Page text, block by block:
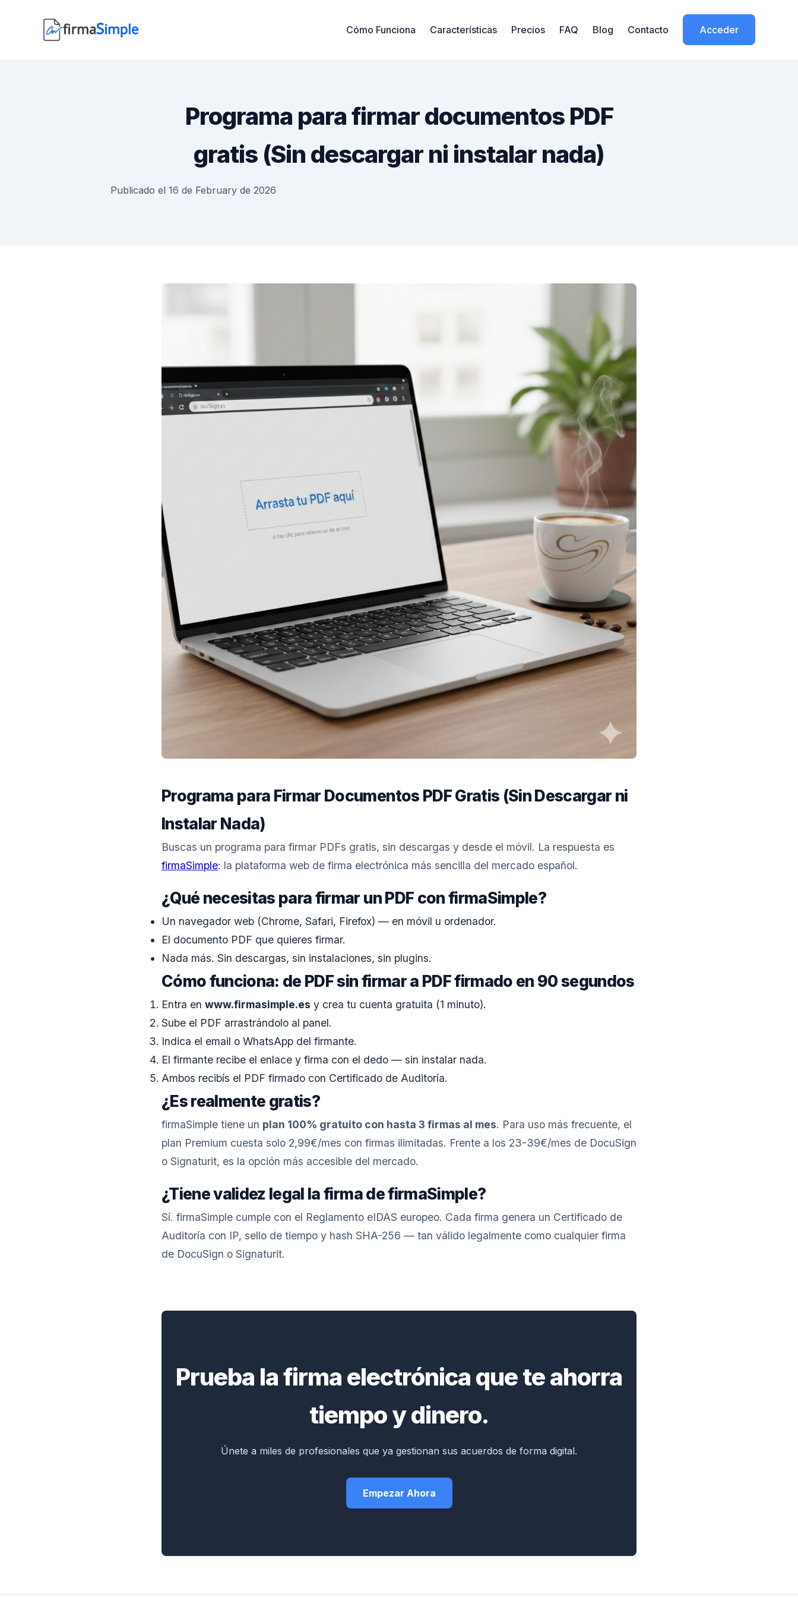
Cómo Funciona Características Precios FAQ Blog Contacto Acceder
Programa para firmar documentos PDF
gratis (Sin descargar ni instalar nada)
Publicado el 16 de February de 2026
Programa para Firmar Documentos PDF Gratis (Sin Descargar ni
Instalar Nada)
Buscas un programa para firmar PDFs gratis, sin descargas y desde el móvil. La respuesta es
firmaSimple: la plataforma web de firma electrónica más sencilla del mercado español.
¿Qué necesitas para firmar un PDF con firmaSimple?
Un navegador web (Chrome, Safari, Firefox) — en móvil u ordenador.
El documento PDF que quieres firmar.
Nada más. Sin descargas, sin instalaciones, sin plugins.
Cómo funciona: de PDF sin firmar a PDF firmado en 90 segundos
Entra en www.firmasimple.es y crea tu cuenta gratuita (1 minuto).
Sube el PDF arrastrándolo al panel.
Indica el email o WhatsApp del firmante.
El firmante recibe el enlace y firma con el dedo — sin instalar nada.
Ambos recibís el PDF firmado con Certificado de Auditoría.
¿Es realmente gratis?
firmaSimple tiene un plan 100% gratuito con hasta 3 firmas al mes. Para uso más frecuente, el
plan Premium cuesta solo 2,99€/mes con firmas ilimitadas. Frente a los 23-39€/mes de DocuSign
o Signaturit, es la opción más accesible del mercado.
¿Tiene validez legal la firma de firmaSimple?
Sí. firmaSimple cumple con el Reglamento eIDAS europeo. Cada firma genera un Certificado de
Auditoría con IP, sello de tiempo y hash SHA-256 — tan válido legalmente como cualquier firma
de DocuSign o Signaturit.
Prueba la firma electrónica que te ahorra
tiempo y dinero.
Únete a miles de profesionales que ya gestionan sus acuerdos de forma digital.
Empezar Ahora